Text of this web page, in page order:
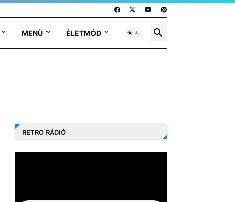
MENÜ ÉLETMÓD
RETRO RÁDIÓ